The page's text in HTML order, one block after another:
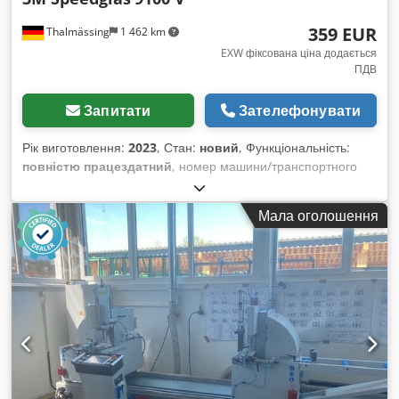
Thalmässing 1 462 km 359 EUR
EXW фіксована ціна додається
ПДВ
Запитати Зателефонувати
Рік виготовлення: 2023, Стан: новий, Функціональність:
повністю працездатний, номер машини/транспортного
, Розмір поля зору: 45 x 93 мм Автоматичне
вмикання: Ні Зварювальні маски серії 3M™ Speedglas™
9100 захищають очі та обличчя від випромінювання, тепла
й іскор, одночасно забезпечуючи точний огляд деталі.
Вибравши зварювальну маску 3M™ Speedglas™ серії 9100,
ви отримуєте автоматичну маску для зварювання з
додатковими бічними вікнами та сімома змінними
ступенями затемнення (5, 8 та 9–13) для більшості дугових
процесів. Світлофільтр 3M™ Speedglas™ серії 9100
вирізняється чудовою оптичною якістю, з рівномірним
затемненням і мінімальними спотвореннями по всьому
полю зору. Можливе встановлення додаткових бічних вікон
Мала оголошення